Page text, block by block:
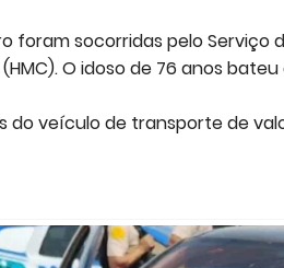
foram socorridas pelo Serviço
O idoso de 76 anos
do veículo de transporte de